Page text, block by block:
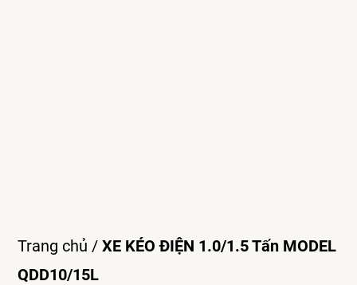
Trang chủ / XE KÉO ĐIỆN 1.0/1.5 Tấn MODEL
QDD10/15L